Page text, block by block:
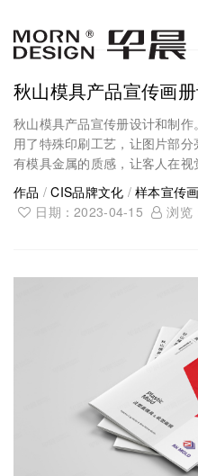
秋山模具产品宣传画
秋山模具产品宣传册设计和制
用了特殊印刷工艺，让图片部
有模具金属的质感，让客人在视
作品 /CIS品牌文化 /样本宣传
日期：2023-04-15
浏览